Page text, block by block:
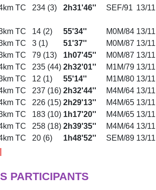
TC 234 (3) 2h31'46'' SEF/91 13/11
TC 14 (2) 55'34'' M0M/84 13/11
TC 3 (1) 51'37'' M0M/87 13/11
TC 79 (13) 1h07'45'' M0M/87 13/11
TC 235 (44) 2h32'01'' M1M/79 13/11
TC 12 (1) 55'14'' M1M/80 13/11
TC 237 (16) 2h32'44'' M4M/64 13/11
TC 226 (15) 2h29'13'' M4M/65 13/11
TC 183 (10) 1h17'20'' M4M/65 13/11
TC 258 (18) 2h39'35'' M4M/64 13/11
TC 20 (6) 1h48'52'' SEM/89 13/11
PARTICIPANTS